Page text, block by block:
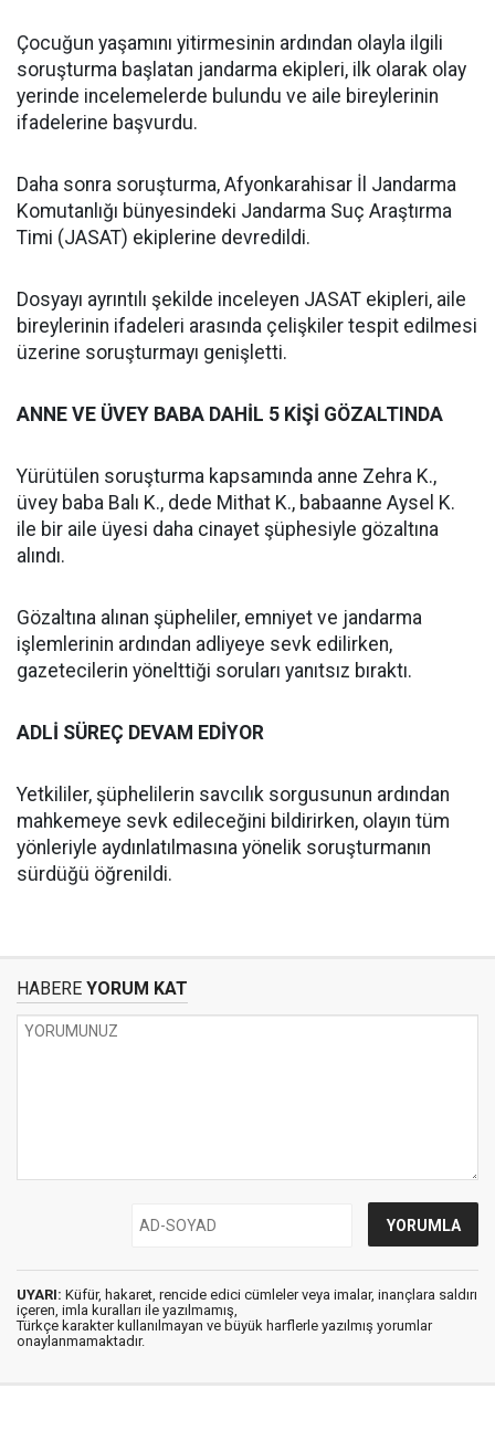
Çocuğun yaşamını yitirmesinin ardından olayla ilgili
soruşturma başlatan jandarma ekipleri, ilk olarak olay
yerinde incelemelerde bulundu ve aile bireylerinin
ifadelerine başvurdu.
Daha sonra soruşturma, Afyonkarahisar İl Jandarma
Komutanlığı bünyesindeki Jandarma Suç Araştırma
Timi (JASAT) ekiplerine devredildi.
Dosyayı ayrıntılı şekilde inceleyen JASAT ekipleri, aile
bireylerinin ifadeleri arasında çelişkiler tespit edilmesi
üzerine soruşturmayı genişletti.
ANNE VE ÜVEY BABA DAHİL 5 KİŞİ GÖZALTINDA
Yürütülen soruşturma kapsamında anne Zehra K.,
üvey baba Balı K., dede Mithat K., babaanne Aysel K.
ile bir aile üyesi daha cinayet şüphesiyle gözaltına
alındı.
Gözaltına alınan şüpheliler, emniyet ve jandarma
işlemlerinin ardından adliyeye sevk edilirken,
gazetecilerin yönelttiği soruları yanıtsız bıraktı.
ADLİ SÜREÇ DEVAM EDİYOR
Yetkililer, şüphelilerin savcılık sorgusunun ardından
mahkemeye sevk edileceğini bildirirken, olayın tüm
yönleriyle aydınlatılmasına yönelik soruşturmanın
sürdüğü öğrenildi.
HABERE YORUM KAT
UYARI: Küfür, hakaret, rencide edici cümleler veya imalar, inançlara saldırı
içeren, imla kuralları ile yazılmamış,
Türkçe karakter kullanılmayan ve büyük harflerle yazılmış yorumlar
onaylanmamaktadır.